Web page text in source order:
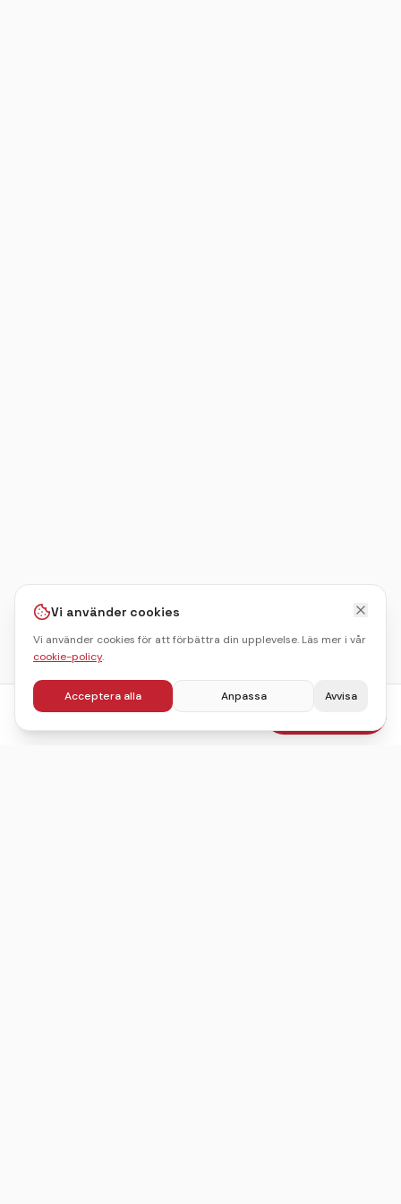
fr.850kr/pers Boka julbord
Vi använder cookies
Vi använder cookies för att förbättra din upplevelse. Läs mer i vår
cookie-policy.
Acceptera alla Anpassa Avvisa